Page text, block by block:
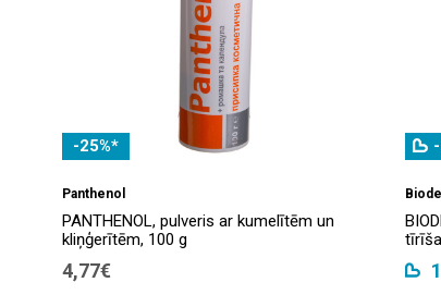
-25%*
Panthenol
PANTHENOL, pulveris ar kumelītēm un
kliņģerītēm, 100 g
4,77€